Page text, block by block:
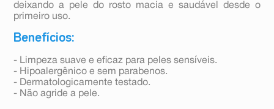
deixando a pele do rosto macia e saudável desde o
primeiro uso.
Benefícios:
- Limpeza suave e eficaz para peles sensíveis.
- Hipoalergênico e sem parabenos.
- Dermatologicamente testado.
- Não agride a pele.